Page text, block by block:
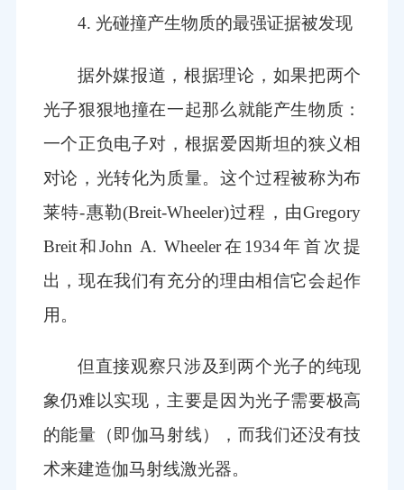
4. 光碰撞产生物质的最强证据被发现
据外媒报道，根据理论，如果把两个
光子狠狠地撞在一起那么就能产生物质：
一个正负电子对，根据爱因斯坦的狭义相
对论，光转化为质量。这个过程被称为布
莱特-惠勒(Breit-Wheeler)过程，由Gregory
Breit和John A. Wheeler在1934年首次提
出，现在我们有充分的理由相信它会起作
用。
但直接观察只涉及到两个光子的纯现
象仍难以实现，主要是因为光子需要极高
的能量（即伽马射线），而我们还没有技
术来建造伽马射线激光器。